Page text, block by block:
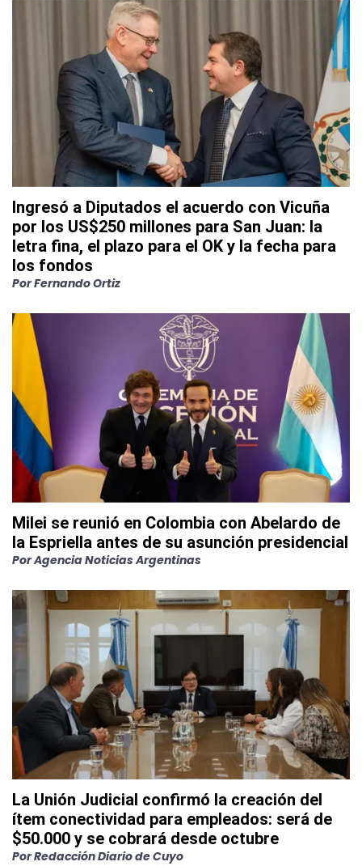
Ingresó a Diputados el acuerdo con Vicuña
por los US$250 millones para San Juan: la
letra fina, el plazo para el OK y la fecha para
los fondos
PorFernando Ortiz
Milei se reunió en Colombia con Abelardo de
la Espriella antes de su asunción presidencial
PorAgencia Noticias Argentinas
La Unión Judicial confirmó la creación del
ítem conectividad para empleados: será de
$50.000 y se cobrará desde octubre
PorRedacción Diario de Cuyo